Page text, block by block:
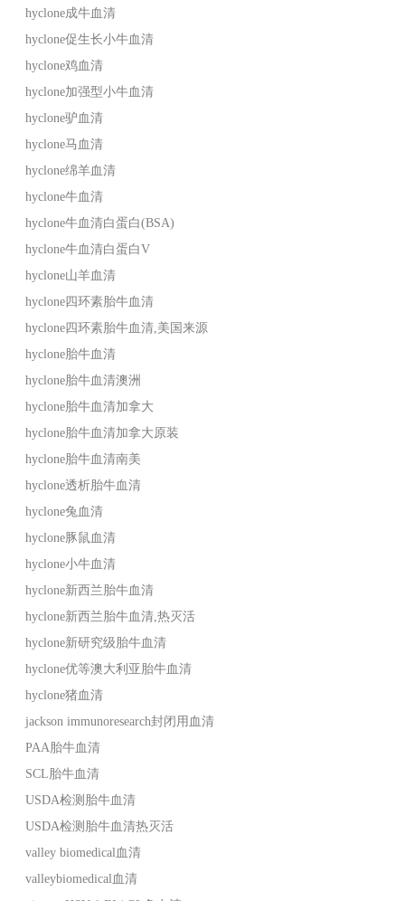
hyclone成牛血清
hyclone促生长小牛血清
hyclone鸡血清
hyclone加强型小牛血清
hyclone驴血清
hyclone马血清
hyclone绵羊血清
hyclone牛血清
hyclone牛血清白蛋白(BSA)
hyclone牛血清白蛋白V
hyclone山羊血清
hyclone四环素胎牛血清
hyclone四环素胎牛血清,美国来源
hyclone胎牛血清
hyclone胎牛血清澳洲
hyclone胎牛血清加拿大
hyclone胎牛血清加拿大原装
hyclone胎牛血清南美
hyclone透析胎牛血清
hyclone兔血清
hyclone豚鼠血清
hyclone小牛血清
hyclone新西兰胎牛血清
hyclone新西兰胎牛血清,热灭活
hyclone新研究级胎牛血清
hyclone优等澳大利亚胎牛血清
hyclone猪血清
jackson immunoresearch封闭用血清
PAA胎牛血清
SCL胎牛血清
USDA检测胎牛血清
USDA检测胎牛血清热灭活
valley biomedical血清
valleybiomedical血清